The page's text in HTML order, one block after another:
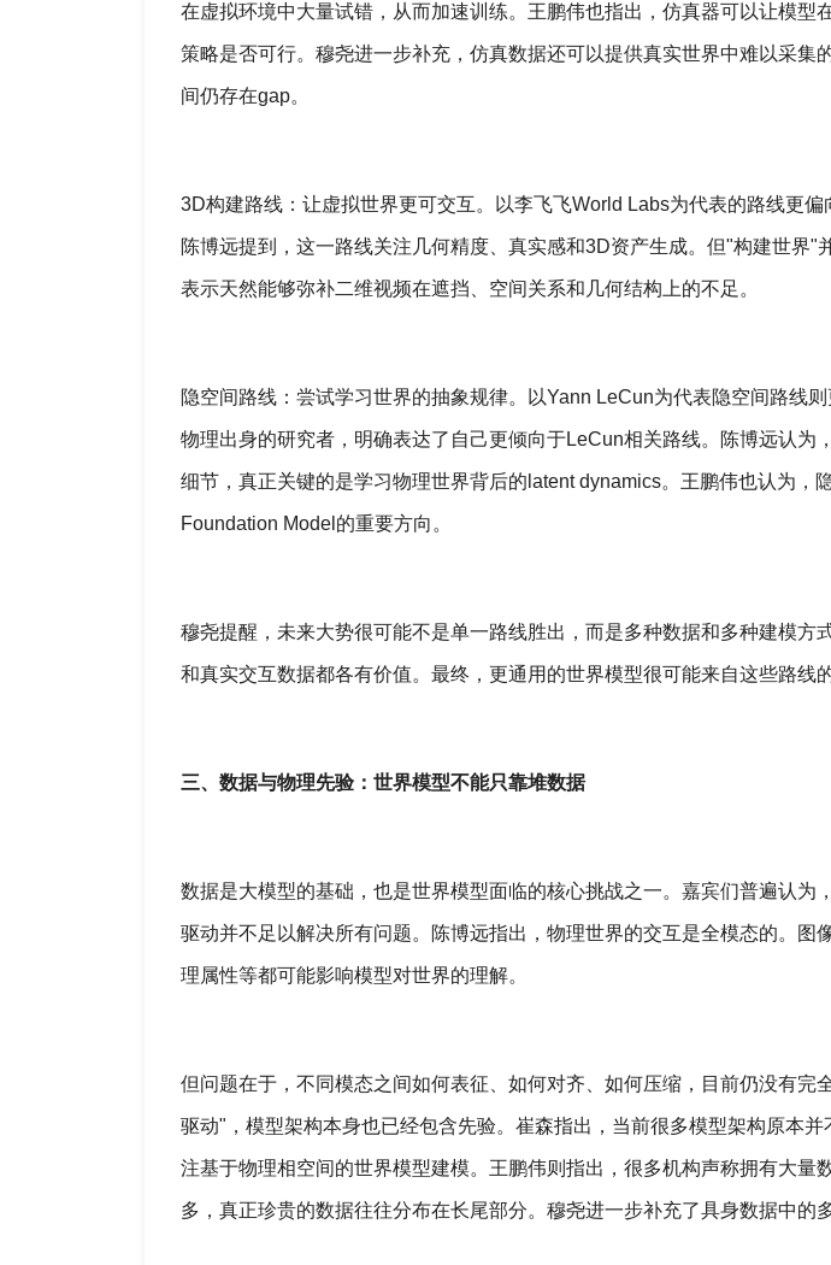
在虚拟环境中大量试错，从而加速训练。王鹏伟也指出，仿真器可以让模型
策略是否可行。穆尧进一步补充，仿真数据还可以提供真实世界中难以采集
间仍存在gap。
3D构建路线：让虚拟世界更可交互。以李飞飞World Labs为代表的路线更偏
陈博远提到，这一路线关注几何精度、真实感和3D资产生成。但"构建世界"
表示天然能够弥补二维视频在遮挡、空间关系和几何结构上的不足。
隐空间路线：尝试学习世界的抽象规律。以Yann LeCun为代表隐空间路线
物理出身的研究者，明确表达了自己更倾向于LeCun相关路线。陈博远认为
细节，真正关键的是学习物理世界背后的latent dynamics。王鹏伟也认为，
Foundation Model的重要方向。
穆尧提醒，未来大势很可能不是单一路线胜出，而是多种数据和多种建模方
和真实交互数据都各有价值。最终，更通用的世界模型很可能来自这些路线的
三、数据与物理先验：世界模型不能只靠堆数据
数据是大模型的基础，也是世界模型面临的核心挑战之一。嘉宾们普遍认为
驱动并不足以解决所有问题。陈博远指出，物理世界的交互是全模态的。图
理属性等都可能影响模型对世界的理解。
但问题在于，不同模态之间如何表征、如何对齐、如何压缩，目前仍没有完
驱动"，模型架构本身也已经包含先验。崔森指出，当前很多模型架构原本
注基于物理相空间的世界模型建模。王鹏伟则指出，很多机构声称拥有大量
多，真正珍贵的数据往往分布在长尾部分。穆尧进一步补充了具身数据中的